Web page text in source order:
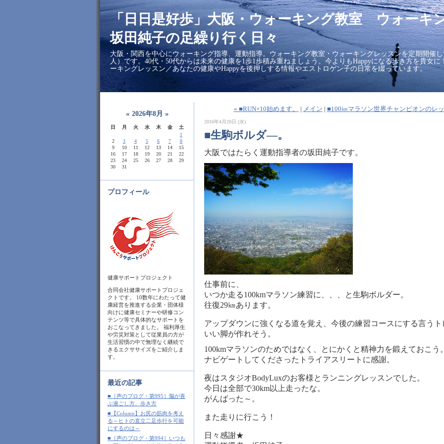
「日日是好歩」大阪・ウォーキング教室 ウォーキ
坂田純子の足繰り行く日々
大阪・関西を中心にウォーキング指導、運動指導。ウォーキング教室・ウォーキングレッスンを定期開催
人）です。40代・50代からは未来の健康を1歩1歩積み重ねましょう。今よりもHappyになる歩き方を貴女
ーキングレッスン／あなたの健康やHappyを後押しする情報やエストロゲン子の日常を綴っています。
« 2026年8月 »
日 月 火 水 木 金
土
1
2
3 4 5 6 7
8
9
10 11 12 13 14
15
16
17 18 19 20 21
22
23
24 25 26 27 28
29
30
31
プロフィール
健康サポートプロジェクト
合同会社健康サポートプロジェ
クトです。 10数年にわたって健
康経営を推進する企業・団体様
向けに健康セミナーや研修コン
テンツ等で具体的なサポートを
おこなってきました。 福利厚生
や労災対策として従業員の方が
生活習慣の中で無理なく継続で
きるエクササイズをご紹介しま
す。
最近の記事
■［声のブログ・第995］脳が喜
ぶ過ごし方、歩き方
■【Column】お尻の筋肉を考え
る～ヒトの直立二足歩行を可能
にするのは～
■［声のブログ・第994］いつも
« ■RUN×10始めます。 | メイン | ■100㎞マラソン世界チャンピオンのレ
2016年4月20日 (水)
■生駒ボルダ―。
大阪ではたらく運動指導者の坂田純子です。
仕事前に、
いつか走る100kmマラソン練習に、、、と生駒ボルダー。
往復29㎞あります。
アップダウンに強くなる道を覚え、今後の練習コースにする言うト
いい脚が作れそう。
100kmマラソンのためではなく、とにかくと精神力を鍛えておこう。
ナビゲートしてくださったトライアスリートに感謝。
夜はスタジオBodyLuxのお客様とランニングレッスンでした。
今日は全部で30km以上走ったな。
がんばった～。
また走りに行こう！
日々感謝★